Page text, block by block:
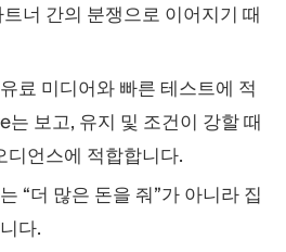
너 간의 분쟁으로 이어지기 때
료 미디어와 빠른 테스트에 적
는 보고, 유지 및 조건이 강할 때
디언스에 적합합니다.
“더 많은 돈을 줘”가 아니라 집
다.